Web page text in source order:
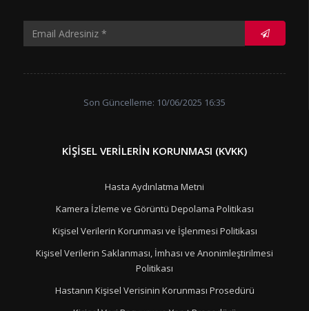
Son Güncelleme: 10/06/2025 16:35
KIŞISEL VERILERIN KORUNMASI (KVKK)
Hasta Aydınlatma Metni
Kamera İzleme ve Görüntü Depolama Politikası
Kişisel Verilerin Korunması ve İşlenmesi Politikası
Kişisel Verilerin Saklanması, İmhası ve Anonimleştirilmesi
Politikası
Hastanın Kişisel Verisinin Korunması Prosedürü